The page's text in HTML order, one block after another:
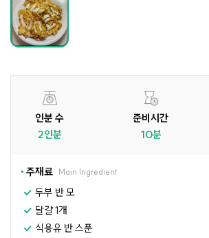
인분 수
2인분
준비시간
10분
주재료 Main Ingredient
두부 반 모
달걀 1개
식용유 반 스푼